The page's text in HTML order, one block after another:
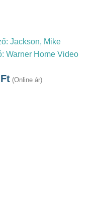
Jackson, Mike
Warner Home Video
Ft (Online ár)